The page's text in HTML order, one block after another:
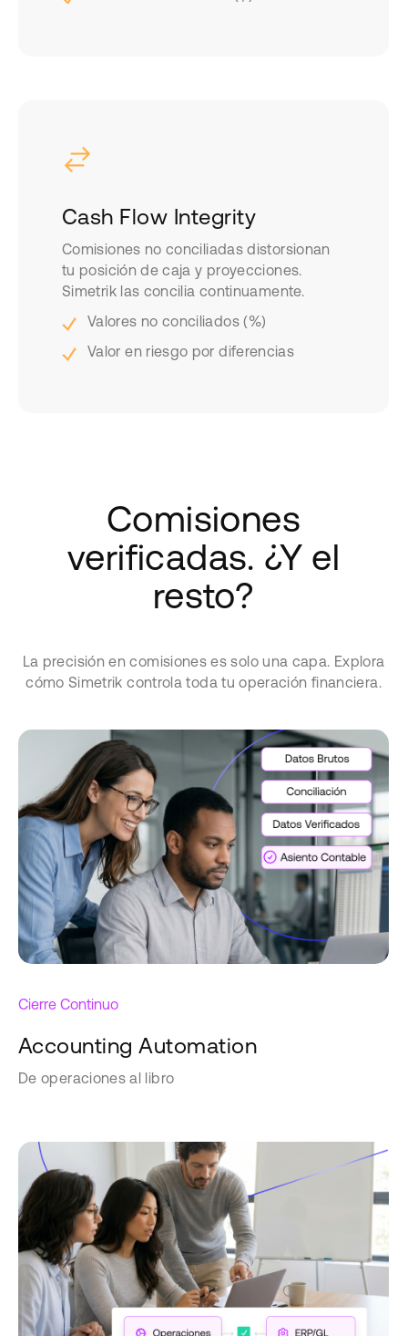
Cash Flow Integrity
Comisiones no conciliadas distorsionan
tu posición de caja y proyecciones.
Simetrik las concilia continuamente.
Valores no conciliados (%)
Valor en riesgo por diferencias
Comisiones
verificadas. ¿Y el
resto?
La precisión en comisiones es solo una capa. Explora
cómo Simetrik controla toda tu operación financiera.
Cierre Continuo
Accounting Automation
De operaciones al libro